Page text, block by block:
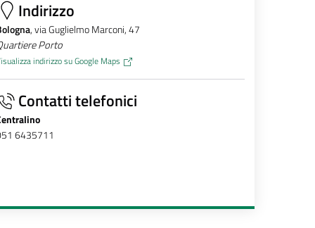
Indirizzo
, via Guglielmo Marconi, 47
Porto
indirizzo su Google Maps
Contatti telefonici
6435711